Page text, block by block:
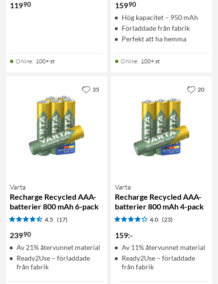
11990
Online: 100+ st
15990
Hög kapacitet – 950 mAh
Förladdade från fabrik
Perfekt att ha hemma
Online: 100+ st
Varta
Recharge Recycled AAA-
batterier 800 mAh 6-pack
4.5 (17)
23990
Av 21% återvunnet material
Ready2Use – förladdade
från fabrik
35
Varta
Recharge Recycled AAA-
batterier 800 mAh 4-pack
4.0 (23)
159:-
Av 11% återvunnet material
Ready2Use – förladdade
från fabrik
20